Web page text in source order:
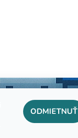
ODMIETNUŤ